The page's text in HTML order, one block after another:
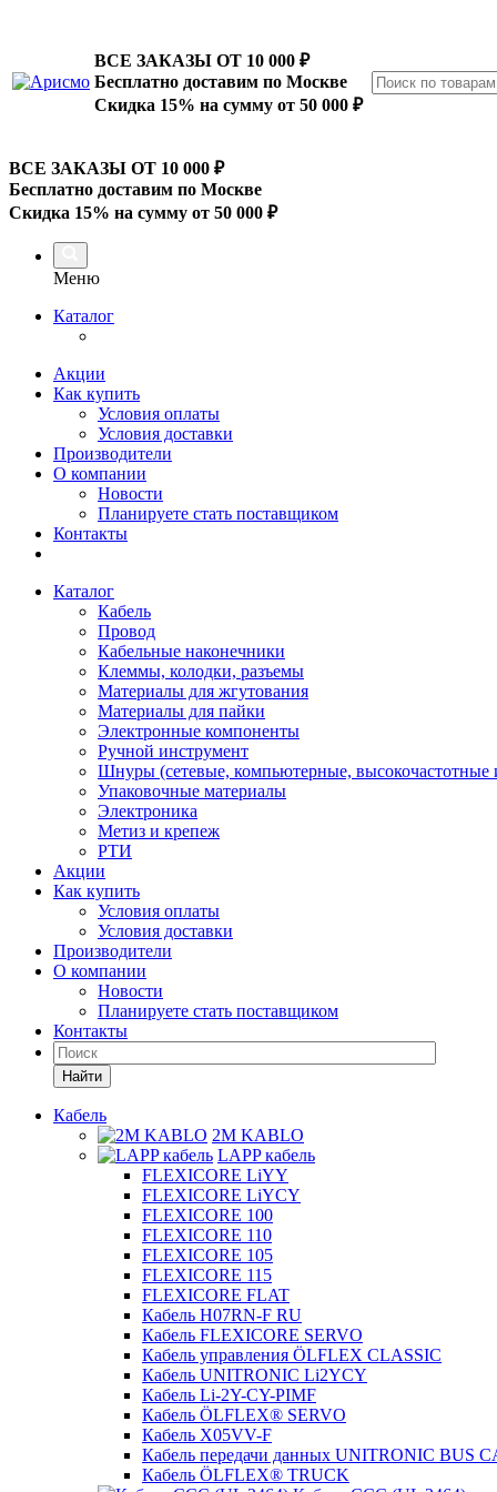
ВСЕ ЗАКАЗЫ ОТ 10 000 ₽
Бесплатно доставим по Москве
Скидка 15% на сумму от 50 000 ₽
ВСЕ ЗАКАЗЫ ОТ 10 000 ₽
Бесплатно доставим по Москве
Скидка 15% на сумму от 50 000 ₽
Меню
Каталог
Акции
Как купить
Условия оплаты
Условия доставки
Производители
О компании
Новости
Планируете стать поставщиком
Контакты
Каталог
Кабель
Провод
Кабельные наконечники
Клеммы, колодки, разъемы
Материалы для жгутования
Материалы для пайки
Электронные компоненты
Ручной инструмент
Шнуры (сетевые, компьютерные, высокочастотные
Упаковочные материалы
Электроника
Метиз и крепеж
РТИ
Акции
Как купить
Условия оплаты
Условия доставки
Производители
О компании
Новости
Планируете стать поставщиком
Контакты
Найти
Кабель
2M KABLO
LAPP кабель
FLEXICORE LiYY
FLEXICORE LiYCY
FLEXICORE 100
FLEXICORE 110
FLEXICORE 105
FLEXICORE 115
FLEXICORE FLAT
Кабель H07RN-F RU
Кабель FLEXICORE SERVO
Кабель управления ÖLFLEX CLASSIC
Кабель UNITRONIC Li2YCY
Кабель Li-2Y-CY-PIMF
Кабель ÖLFLEX® SERVO
Кабель X05VV-F
Кабель передачи данных UNITRONIC BUS
Кабель ÖLFLEX® TRUCK